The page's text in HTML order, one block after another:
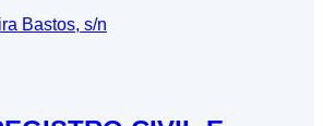
Bastos, s/n